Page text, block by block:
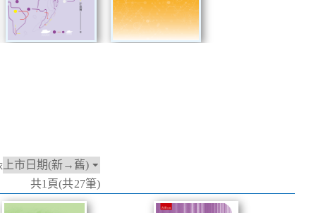
共1頁(共27筆)